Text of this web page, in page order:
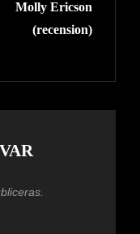
Molly Ericson
(recension)